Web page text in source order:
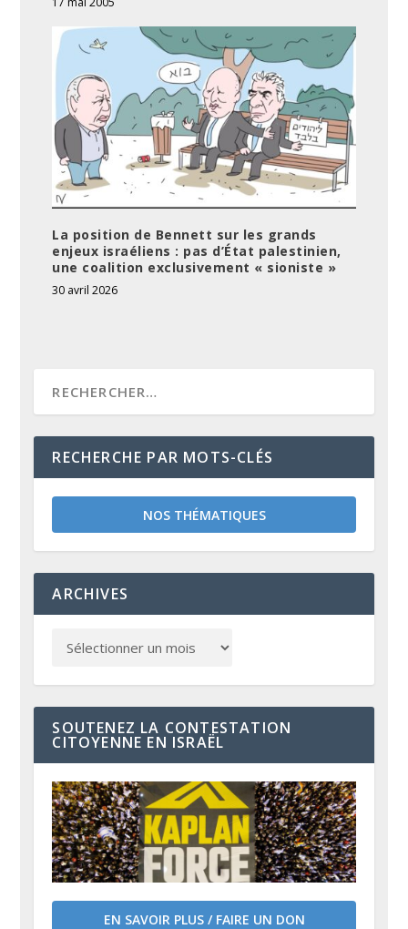
La position de Bennett sur les grands
enjeux israéliens : pas d’État palestinien,
une coalition exclusivement « sioniste »
30 avril 2026
RECHERCHE PAR MOTS-CLÉS
NOS THÉMATIQUES
ARCHIVES
SOUTENEZ LA CONTESTATION
CITOYENNE EN ISRAËL
EN SAVOIR PLUS / FAIRE UN DON